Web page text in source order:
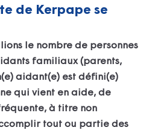
de Kerpape se
le nombre de personnes
familiaux (parents,
aidant(e) est défini(e)
qui vient en aide, de
à titre non
tout ou partie des